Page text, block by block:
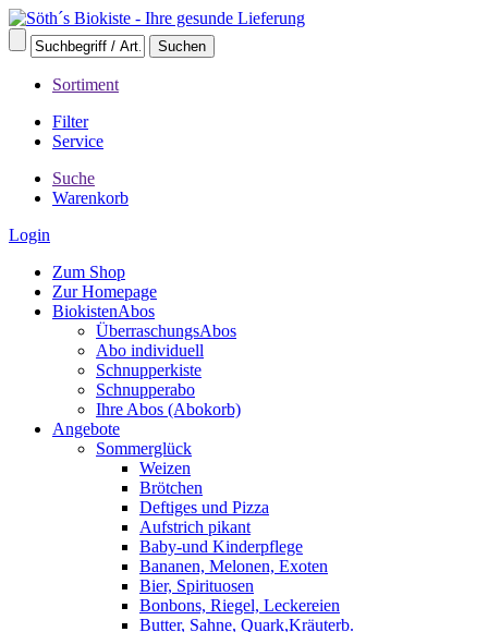
Sortiment
Filter
Service
Suche
Warenkorb
Login
Zum Shop
Zur Homepage
BiokistenAbos
ÜberraschungsAbos
Abo individuell
Schnupperkiste
Schnupperabo
Ihre Abos (Abokorb)
Angebote
Sommerglück
Weizen
Brötchen
Deftiges und Pizza
Aufstrich pikant
Baby-und Kinderpflege
Bananen, Melonen, Exoten
Bier, Spirituosen
Bonbons, Riegel, Leckereien
Butter, Sahne, Quark,Kräuterb.